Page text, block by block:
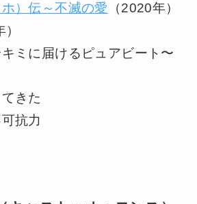
）伝～不滅の愛 （2020年）
ミに届けるピュアビート〜
きた
抗力